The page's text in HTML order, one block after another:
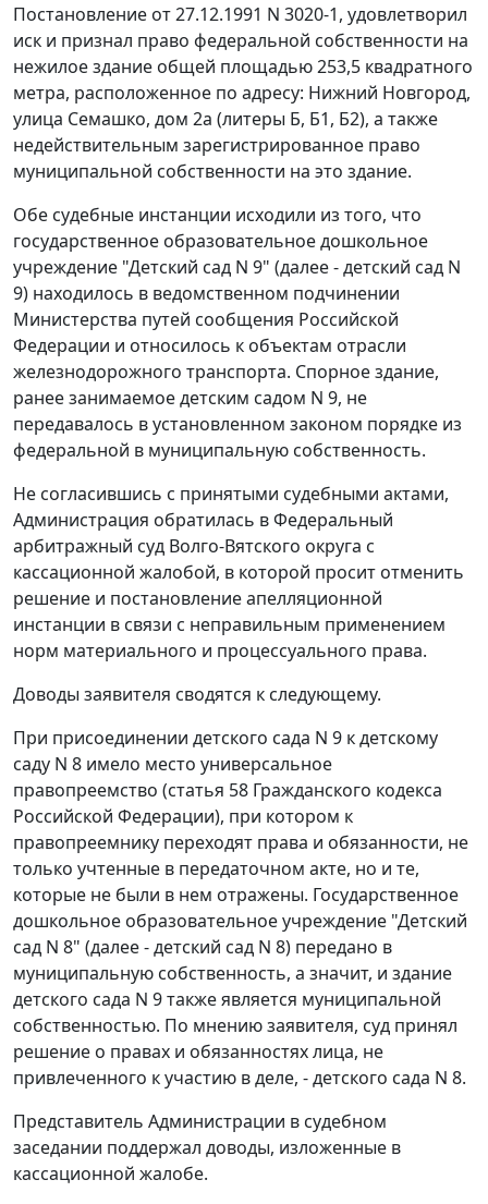
Постановление от 27.12.1991 N 3020-1, удовлетворил
иск и признал право федеральной собственности на
нежилое здание общей площадью 253,5 квадратного
метра, расположенное по адресу: Нижний Новгород,
улица Семашко, дом 2а (литеры Б, Б1, Б2), а также
недействительным зарегистрированное право
муниципальной собственности на это здание.
Обе судебные инстанции исходили из того, что
государственное образовательное дошкольное
учреждение "Детский сад N 9" (далее - детский сад N
9) находилось в ведомственном подчинении
Министерства путей сообщения Российской
Федерации и относилось к объектам отрасли
железнодорожного транспорта. Спорное здание,
ранее занимаемое детским садом N 9, не
передавалось в установленном законом порядке из
федеральной в муниципальную собственность.
Не согласившись с принятыми судебными актами,
Администрация обратилась в Федеральный
арбитражный суд Волго-Вятского округа с
кассационной жалобой, в которой просит отменить
решение и постановление апелляционной
инстанции в связи с неправильным применением
норм материального и процессуального права.
Доводы заявителя сводятся к следующему.
При присоединении детского сада N 9 к детскому
саду N 8 имело место универсальное
правопреемство (статья 58 Гражданского кодекса
Российской Федерации), при котором к
правопреемнику переходят права и обязанности, не
только учтенные в передаточном акте, но и те,
которые не были в нем отражены. Государственное
дошкольное образовательное учреждение "Детский
сад N 8" (далее - детский сад N 8) передано в
муниципальную собственность, а значит, и здание
детского сада N 9 также является муниципальной
собственностью. По мнению заявителя, суд принял
решение о правах и обязанностях лица, не
привлеченного к участию в деле, - детского сада N 8.
Представитель Администрации в судебном
заседании поддержал доводы, изложенные в
кассационной жалобе.